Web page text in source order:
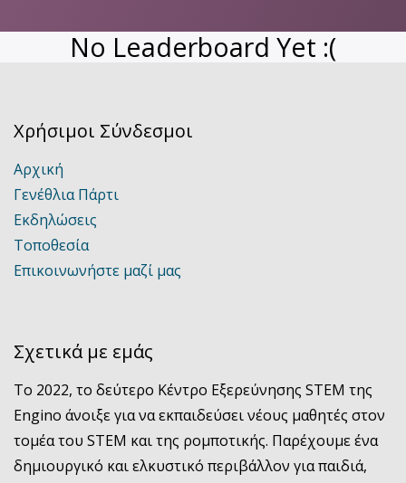
No Leaderboard Yet :(
Χρήσιμοι Σύνδεσμοι
Αρχική
Γενέθλια Πάρτι
Εκδηλώσεις
Τοποθεσία
Επικοινωνήστε μαζί μας
Σχετικά με εμάς
Το 2022, το δεύτερο Κέντρο Εξερεύνησης STEM της
Engino άνοιξε για να εκπαιδεύσει νέους μαθητές στον
τομέα του STEM και της ρομποτικής. Παρέχουμε ένα
δημιουργικό και ελκυστικό περιβάλλον για παιδιά,